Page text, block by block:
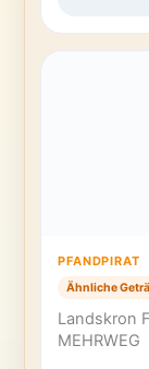
PFANDPIRAT
Ähnliche
Landskron
MEHRWEG